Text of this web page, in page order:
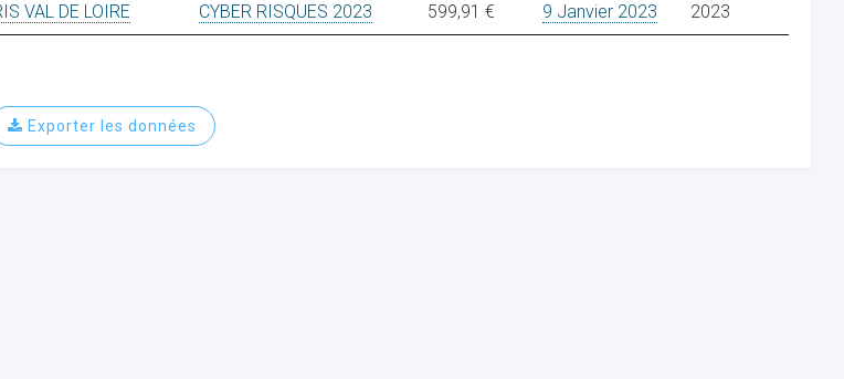
VAL DE LOIRE CYBER RISQUES 2023 599,91 € 9 Janvier 2023 2023
Exporter les données